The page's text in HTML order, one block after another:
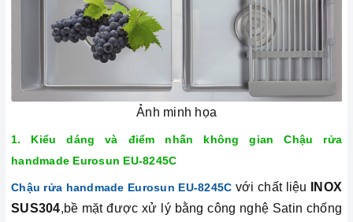
Ảnh minh họa
1. Kiểu dáng và điểm nhấn không gianChậu rửa
handmade Eurosun EU-8245C
Chậu rửa handmade Eurosun EU-8245C với chất liệu
INOX
SUS304,bề mặt được xử lý bằng công nghệ Satin chống